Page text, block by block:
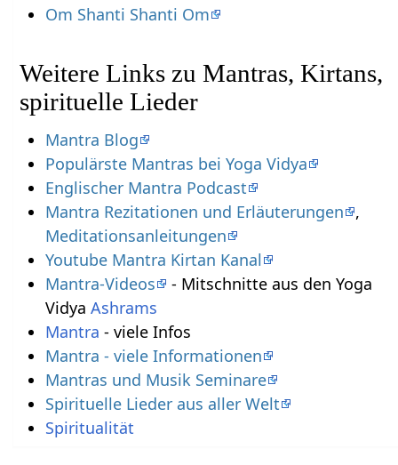
Om Shanti Shanti Om
Weitere Links zu Mantras, Kirtans,
spirituelle Lieder
Mantra Blog
Populärste Mantras bei Yoga Vidya
Englischer Mantra Podcast
Mantra Rezitationen und Erläuterungen
,
Meditationsanleitungen
Youtube Mantra Kirtan Kanal
Mantra-Videos
- Mitschnitte aus den Yoga
Vidya Ashrams
Mantra - viele Infos
Mantra - viele Informationen
Mantras und Musik Seminare
Spirituelle Lieder aus aller Welt
Spiritualität